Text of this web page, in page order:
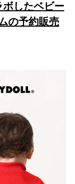
したベビー
の予約販売